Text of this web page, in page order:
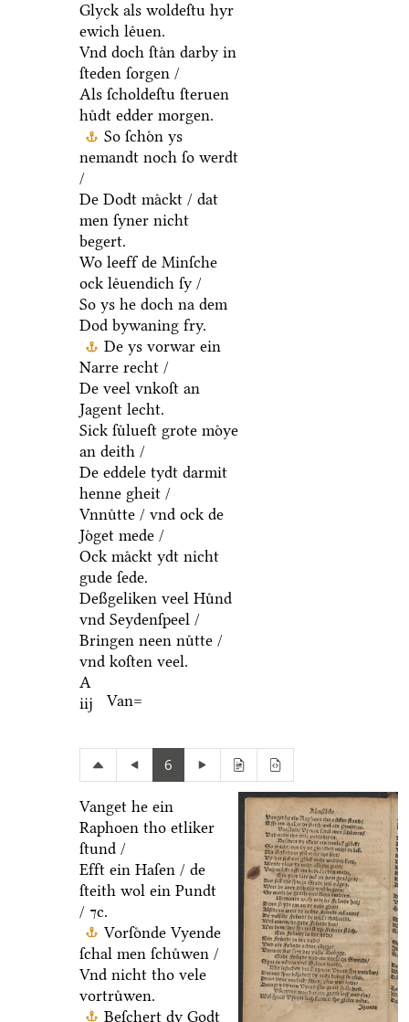
Glyck als woldeſtu hyr
ewich leͤuen.
Vnd doch ſtaͤn darby in
ſteden ſorgen /
Als ſcholdeſtu ſteruen
huͤdt edder morgen.
So ſchoͤn ys
nemandt noch ſo werdt
/
De Dodt maͤckt / dat
men ſyner nicht
begert.
Wo leeff de Minſche
ock leͤuendich ſy /
So ys he doch na dem
Dod bywaning fry.
De ys vorwar ein
Narre recht /
De veel vnkoſt an
Jagent lecht.
Sick ſuͤlueſt grote moͤye
an deith /
De eddele tydt darmit
henne gheit /
Vnnuͤtte / vnd ock de
Joͤget mede /
Ock maͤckt ydt nicht
gude ſede.
Deßgeliken veel Huͤnd
vnd Seydenſpeel /
Bringen neen nuͤtte /
vnd koſten veel.
A
iij
Van=
6
Vanget he ein
Raphoen tho etliker
ſtund /
Efft ein Haſen / de
ſteith wol ein Pundt
/ ⁊c.
Vorſoͤnde Vyende
ſchal men ſchuͤwen /
Vnd nicht tho vele
vortruͤwen.
Beſchert dy Godt